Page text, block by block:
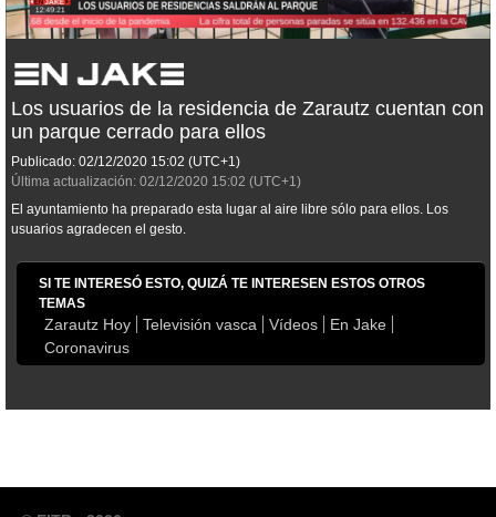
Los usuarios de la residencia de Zarautz cuentan con
un parque cerrado para ellos
Publicado: 02/12/2020 15:02 (UTC+1)
Última actualización: 02/12/2020 15:02 (UTC+1)
El ayuntamiento ha preparado esta lugar al aire libre sólo para ellos. Los
usuarios agradecen el gesto.
SI TE INTERESÓ ESTO, QUIZÁ TE INTERESEN ESTOS OTROS
TEMAS
Zarautz Hoy Televisión vasca Vídeos
En Jake
Coronavirus